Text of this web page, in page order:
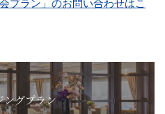
プラン」のお問い合わせはこ
ングプラン